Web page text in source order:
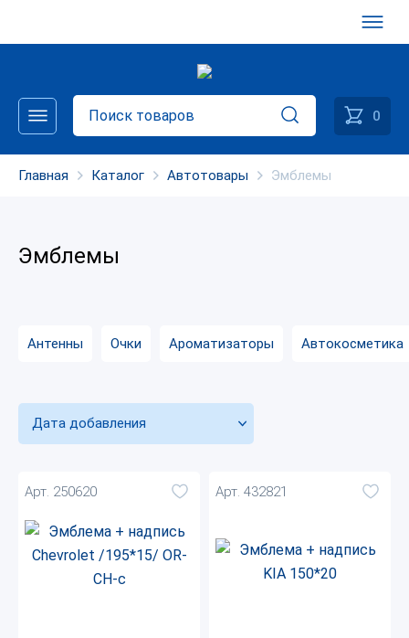
0
Главная Каталог Автотовары Эмблемы
Эмблемы
Антенны Очки Ароматизаторы Автокосметика
Дата добавления
Арт. 250620 Арт. 432821